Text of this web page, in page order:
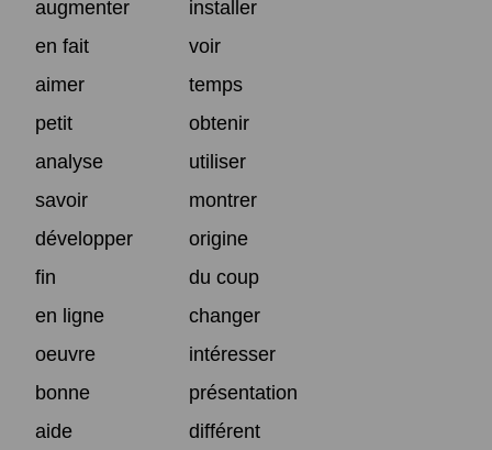
augmenter
installer
en fait
voir
aimer
temps
petit
obtenir
analyse
utiliser
savoir
montrer
développer
origine
fin
du coup
en ligne
changer
oeuvre
intéresser
bonne
présentation
aide
différent